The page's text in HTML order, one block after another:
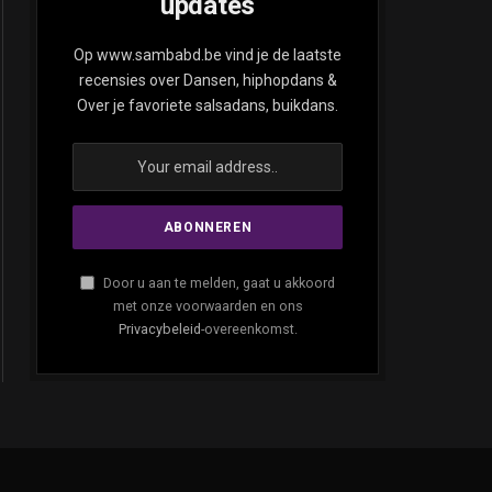
Op www.sambabd.be vind je de laatste
recensies over Dansen, hiphopdans &
Over je favoriete salsadans, buikdans.
Door u aan te melden, gaat u akkoord
met onze voorwaarden en ons
Privacybeleid-overeenkomst.